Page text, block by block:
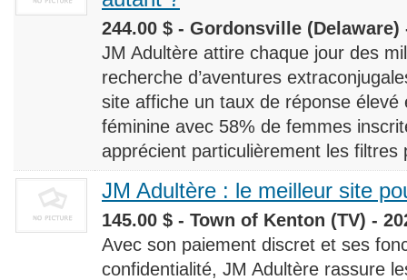
244.00 $ - Gordonsville (Delaware)
JM Adultère attire chaque jour des
recherche d’aventures
site affiche un taux de réponse
féminine avec 58% de femmes
apprécient particulièrement les filtres
JM Adultère : le meilleur site
145.00 $ - Town of Kenton (TV) -
Avec son paiement discret et ses
confidentialité, JM Adultère rassure